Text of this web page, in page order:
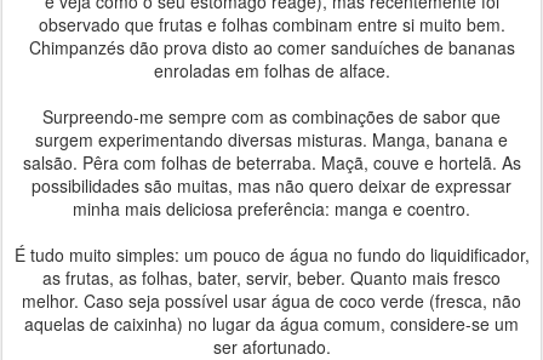
observado que frutas e folhas combinam entre si muito bem.
Chimpanzés dão prova disto ao comer sanduíches de bananas
enroladas em folhas de alface.
Surpreendo-me sempre com as combinações de sabor que
surgem experimentando diversas misturas. Manga, banana e
salsão. Pêra com folhas de beterraba. Maçã, couve e hortelã. As
possibilidades são muitas, mas não quero deixar de expressar
minha mais deliciosa preferência: manga e coentro.
É tudo muito simples: um pouco de água no fundo do liquidificador,
as frutas, as folhas, bater, servir, beber. Quanto mais fresco
melhor. Caso seja possível usar água de coco verde (fresca, não
aquelas de caixinha) no lugar da água comum, considere-se um
ser afortunado.